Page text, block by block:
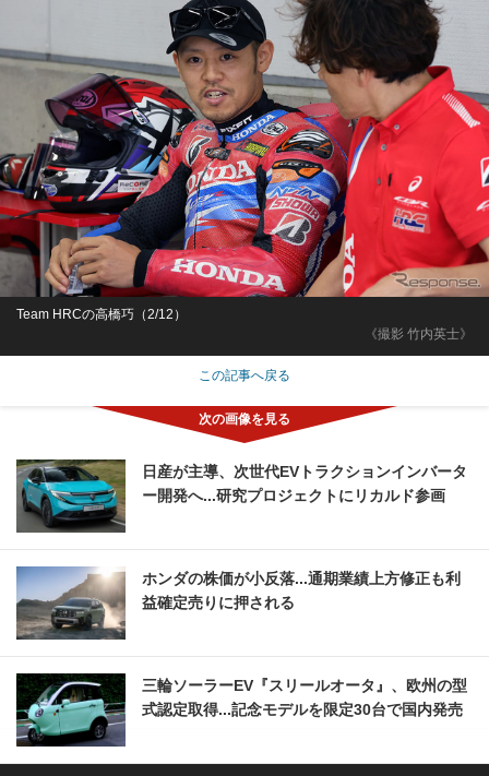
《撮影 竹内英士》
Team HRCの高橋巧（2/12）
この記事へ戻る
日産が主導、次世代EVトラクションインバータ
ー開発へ...研究プロジェクトにリカルド参画
ホンダの株価が小反落...通期業績上方修正も利
益確定売りに押される
三輪ソーラーEV『スリールオータ』、欧州の型
式認定取得...記念モデルを限定30台で国内発売